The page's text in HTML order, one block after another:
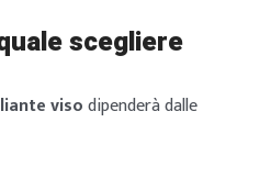
scegliere
visodipenderà dalle